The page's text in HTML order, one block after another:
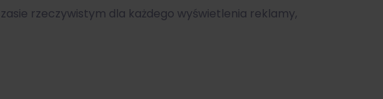
rzeczywistym dla każdego wyświetlenia reklamy,